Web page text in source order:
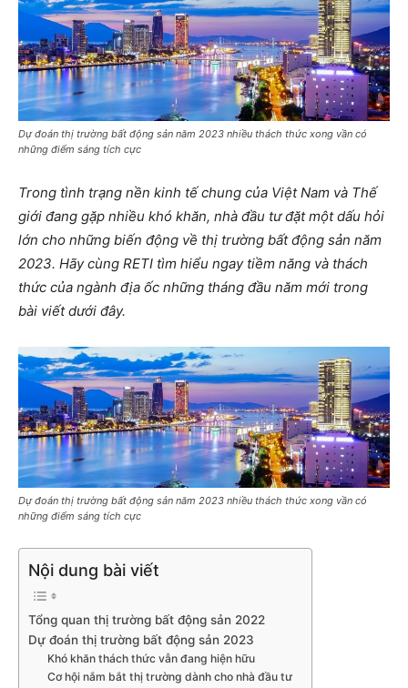
Dự đoán thị trường bất động sản năm 2023 nhiều thách thức xong vần có
những điểm sáng tích cực
Trong tình trạng nền kinh tế chung của Việt Nam và Thế
giới đang gặp nhiều khó khăn, nhà đầu tư đặt một dấu hỏi
lớn cho những biến động về thị trường bất động sản năm
2023. Hãy cùng RETI tìm hiểu ngay tiềm năng và thách
thức của ngành địa ốc những tháng đầu năm mới trong
bài viết dưới đây.
Dự đoán thị trường bất động sản năm 2023 nhiều thách thức xong vần có
những điểm sáng tích cực
Nội dung bài viết
Tổng quan thị trường bất động sản 2022
Dự đoán thị trường bất động sản 2023
Khó khăn thách thức vẫn đang hiện hữu
Cơ hội nắm bắt thị trường dành cho nhà đầu tư